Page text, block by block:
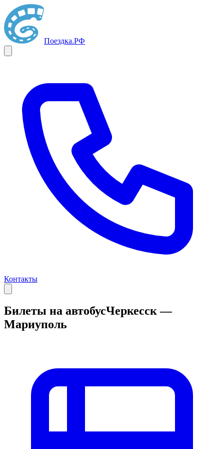
Поездка.РФ
Контакты
Билеты на автобусЧеркесск —
Мариуполь